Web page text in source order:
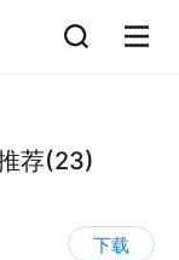
荐(23)
下载